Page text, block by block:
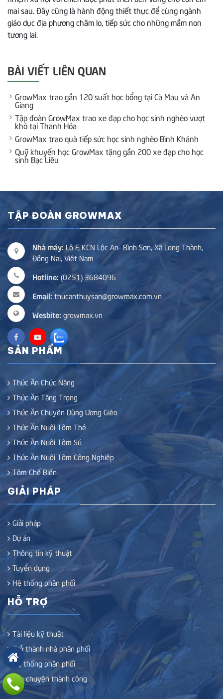
mai sau. Đây cũng là hành động thiết thực để cùng ngành
giáo dục địa phương chăm lo, tiếp sức cho những mầm non
tương lai.
BÀI VIẾT LIÊN QUAN
GrowMax trao gần 120 suất học bổng tại Cà Mau và An
Giang
Tập đoàn GrowMax trao xe đạp cho học sinh nghèo vượt
khó tại Thanh Hóa
GrowMax trao quà tiếp sức học sinh nghèo Bình Khánh
Quỹ khuyến học GrowMax tặng gần 200 xe đạp cho học
sinh Bạc Liêu
TẬP ĐOÀN GROWMAX
Nhà máy: Lô F, KCN Lộc An- Bình Sơn, Xã Long Thành,
Đồng Nai, Việt Nam
Hotline: (0251) 3684096
Email: thucanthuysan@growmax.com.vn
Wesbite: growmax.vn
SẢN PHẨM
Thức Ăn Chức Năng
Thức Ăn Tăng Trọng
Thức Ăn Chuyên Dùng Ương Gièo
Thức Ăn Nuôi Tôm Thẻ
Thức Ăn Nuôi Tôm Sú
Thức Ăn Nuôi Tôm Công Nghiệp
Tôm Chế Biến
GIẢI PHÁP
Giải pháp
Dự án
Thông tin kỹ thuật
Tuyển dụng
Hệ thống phân phối
HỖ TRỢ
Tài liệu kỹ thuật
Trở thành nhà phân phối
Hệ thống phân phối
Câu chuyện thành công